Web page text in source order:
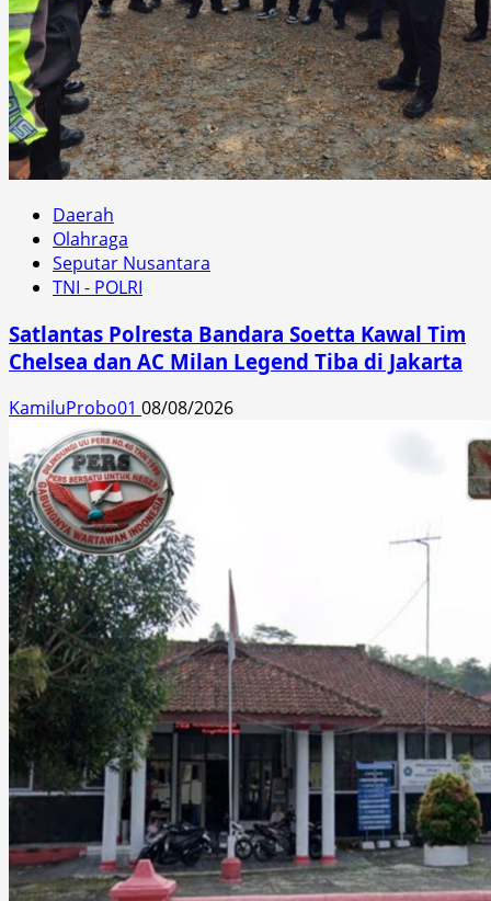
Daerah
Olahraga
Seputar Nusantara
TNI - POLRI
Satlantas Polresta Bandara Soetta Kawal Tim
Chelsea dan AC Milan Legend Tiba di Jakarta
KamiluProbo01 08/08/2026